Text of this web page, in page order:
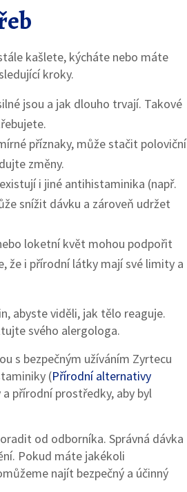
kašlete, kýcháte nebo máte
kroky.
jsou a jak dlouho trvají. Takové
příznaky, může stačit poloviční
změny.
i jiné antihistaminika (např.
snížit dávku a zároveň udržet
loketní květ mohou podpořit
že i přírodní látky mají své limity a
abyste viděli, jak tělo reaguje.
svého alergologa.
s bezpečným užíváním Zyrtecu
(Přírodní alternativy
přírodní prostředky, aby byl
od odborníka. Správná dávka
Pokud máte jakékoli
najít bezpečný a účinný